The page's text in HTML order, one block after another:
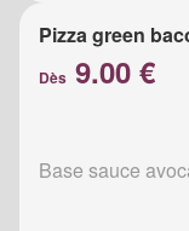
Pizza green
Dès 9.00 €
Base sauce